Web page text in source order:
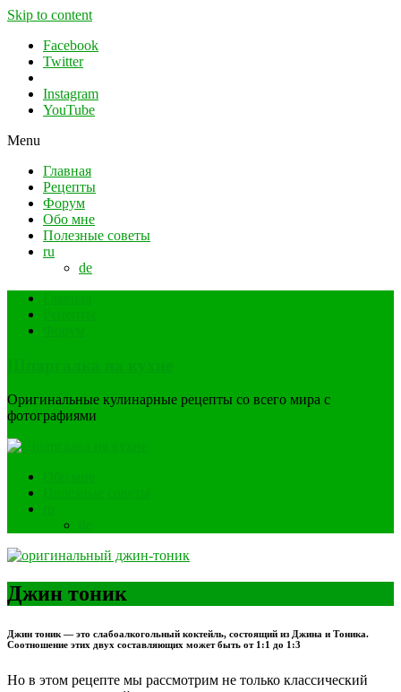
Skip to content
Facebook
Twitter
Instagram
YouTube
Menu
Главная
Рецепты
Форум
Обо мне
Полезные советы
ru
de
Оригинальные кулинарные рецепты со всего мира с
фотографиями
Джин тоник
Джин тоник — это слабоалкогольный коктейль, состоящий из Джина и Тоника.
Соотношение этих двух составляющих может быть от 1:1 до 1:3
Но в этом рецепте мы рассмотрим не только классический